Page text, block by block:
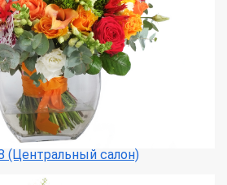
(Центральный салон)